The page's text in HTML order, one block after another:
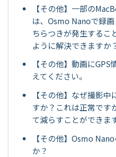
【その他】一部の
は、Osmo Nanoで録
ちらつきが発生するこ
ように解決できますか
【その他】動画に
えてください。
【その他】なぜ撮影
すか？これは正常です
て減らすことができま
【その他】Osmo
か？